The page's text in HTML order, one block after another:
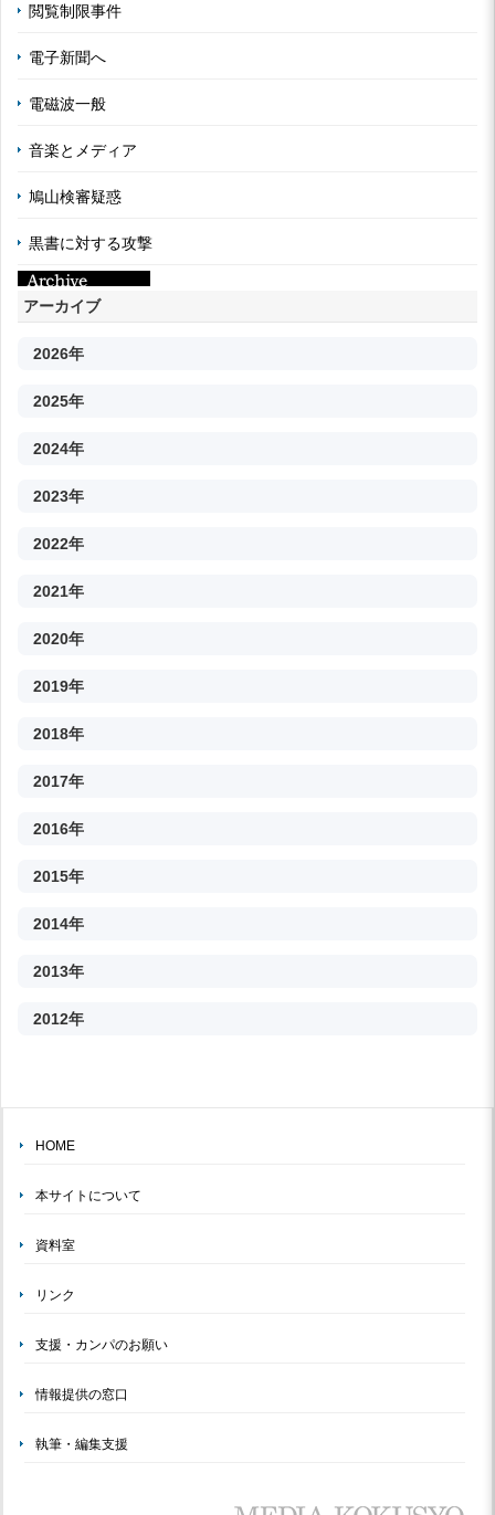
閲覧制限事件
電子新聞へ
電磁波一般
音楽とメディア
鳩山検審疑惑
黒書に対する攻撃
アーカイブ
2026年
2025年
2024年
2023年
2022年
2021年
2020年
2019年
2018年
2017年
2016年
2015年
2014年
2013年
2012年
HOME
本サイトについて
資料室
リンク
支援・カンパのお願い
情報提供の窓口
執筆・編集支援